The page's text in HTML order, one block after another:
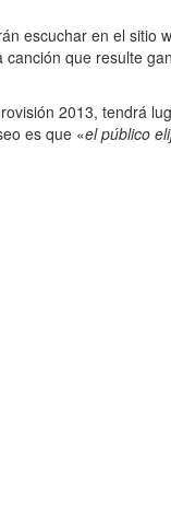
escuchar en el sitio
que resulte
2013, tendrá
es que «el público